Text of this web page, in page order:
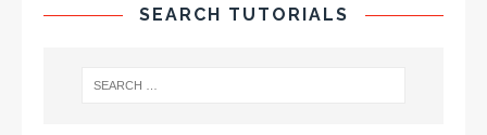
SEARCH TUTORIALS